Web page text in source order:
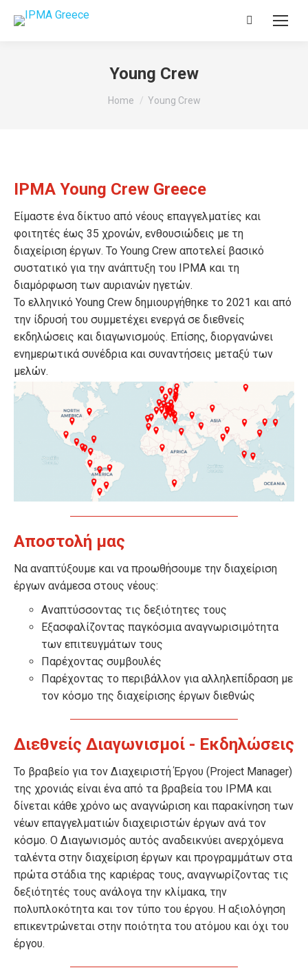
Search:
Young Crew
You are here:
Home Young Crew
IPMA Young Crew Greece
Είμαστε ένα δίκτυο από νέους επαγγελματίες και
φοιτητές έως 35 χρονών, ενθουσιώδεις με τη
διαχείριση έργων. Το Young Crew αποτελεί βασικό
συστατικό για την ανάπτυξη του IPMA και τη
διαμόρφωση των αυριανών ηγετών.
Το ελληνικό Young Crew δημιουργήθηκε το 2021 και από
την ίδρυσή του συμμετέχει ενεργά σε διεθνείς
εκδηλώσεις και διαγωνισμούς. Επίσης, διοργανώνει
ενημερωτικά συνέδρια και συναντήσεις μεταξύ των
μελών.
Αποστολή μας
Να αναπτύξουμε και να προωθήσουμε την διαχείριση
έργων ανάμεσα στους νέους:
Αναπτύσσοντας τις δεξιότητες τους
Εξασφαλίζοντας παγκόσμια αναγνωρισιμότητα
των επιτευγμάτων τους
Παρέχοντας συμβουλές
Παρέχοντας το περιβάλλον για αλληλεπίδραση με
τον κόσμο της διαχείρισης έργων διεθνώς
Διεθνείς Διαγωνισμοί - Εκδηλώσεις
Το βραβείο για τον Διαχειριστή Έργου (Project Manager)
της χρονιάς είναι ένα από τα βραβεία του IPMA και
δίνεται κάθε χρόνο ως αναγνώριση και παρακίνηση των
νέων επαγγελματιών διαχειριστών έργων ανά τον
κόσμο. Ο Διαγωνισμός αυτός αναδεικνύει ανερχόμενα
ταλέντα στην διαχείριση έργων και προγραμμάτων στα
πρώτα στάδια της καριέρας τους, αναγνωρίζοντας τις
δεξιότητές τους ανάλογα την κλίμακα, την
πολυπλοκότητα και τον τύπο του έργου. Η αξιολόγηση
επικεντρώνεται στην ποιότητα του ατόμου και όχι του
έργου.